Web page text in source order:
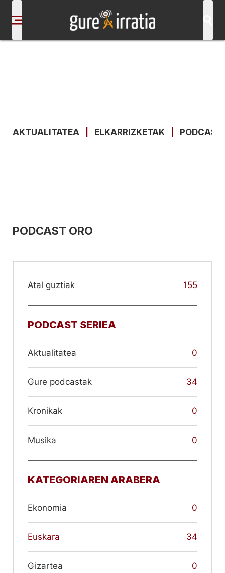
AKTUALITATEA ELKARRIZKETAK
PODCAST ORO
Atal guztiak 155
PODCAST SERIEA
Aktualitatea 0
Gure podcastak 34
Kronikak 0
Musika 0
KATEGORIAREN ARABERA
Ekonomia 0
Euskara 34
Gizartea 0